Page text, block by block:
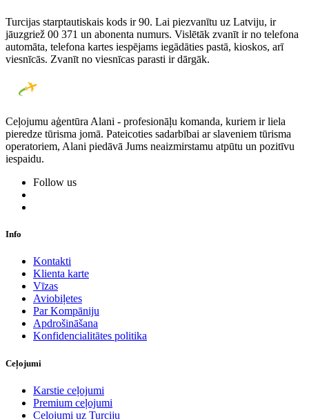
Turcijas starptautiskais kods ir 90. Lai piezvanītu uz Latviju, ir
jāuzgriež 00 371 un abonenta numurs. Vislētāk zvanīt ir no telefona
automāta, telefona kartes iespējams iegādāties pastā, kioskos, arī
viesnīcās. Zvanīt no viesnīcas parasti ir dārgāk.
Ceļojumu aģentūra Alani - profesionāļu komanda, kuriem ir liela
pieredze tūrisma jomā. Pateicoties sadarbībai ar slaveniem tūrisma
operatoriem, Alani piedāvā Jums neaizmirstamu atpūtu un pozitīvu
iespaidu.
Follow us
Info
Kontakti
Klienta karte
Vīzas
Aviobiļetes
Par Kompāniju
Apdrošināšana
Konfidencialitātes politika
Ceļojumi
Karstie ceļojumi
Premium ceļojumi
Ceļojumi uz Turciju